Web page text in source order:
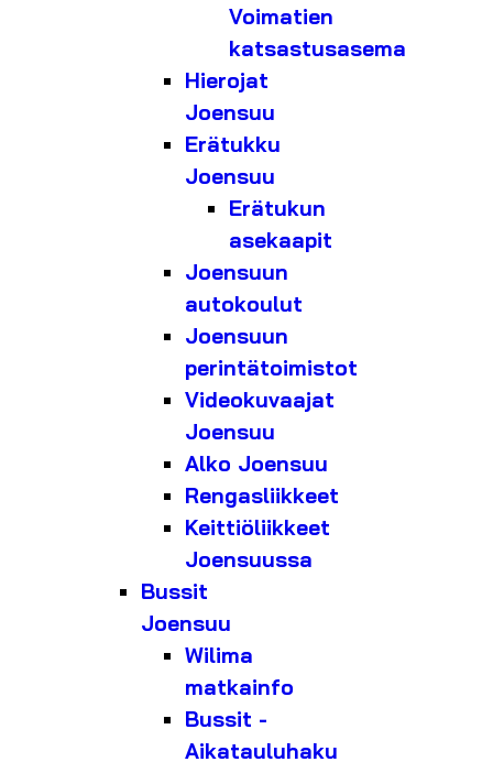
Voimatien
katsastusasema
Hierojat
Joensuu
Erätukku
Joensuu
Erätukun
asekaapit
Joensuun
autokoulut
Joensuun
perintätoimistot
Videokuvaajat
Joensuu
Alko Joensuu
Rengasliikkeet
Keittiöliikkeet
Joensuussa
Bussit
Joensuu
Wilima
matkainfo
Bussit -
Aikatauluhaku